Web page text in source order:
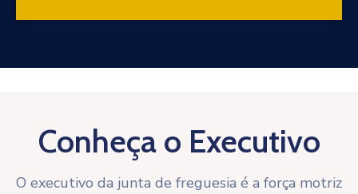
Conheça o Executivo
O executivo da junta de freguesia é a força motriz